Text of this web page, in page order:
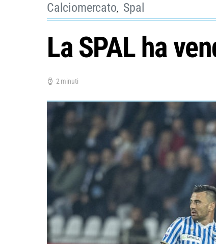
Calciomercato Spal
La SPAL ha
2 minuti